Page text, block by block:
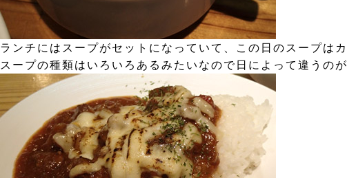
ランチにはスープがセットになっていて、この日のスープは
スープの種類はいろいろあるみたいなので日によって違うのが